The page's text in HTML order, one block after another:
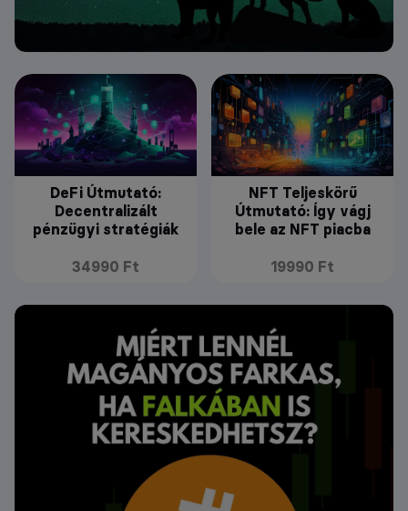
DeFi Útmutató:
Decentralizált
pénzügyi stratégiák
34990 Ft
NFT Teljeskörű
Útmutató: Így vágj
bele az NFT piacba
19990 Ft